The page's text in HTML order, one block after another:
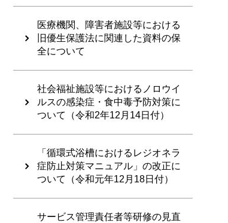
医療機関、障害者施設等における
旧優生保護法に関連した資料の保
全について
社会福祉施設等におけるノロウイ
ルスの感染症・食中毒予防対策に
ついて（令和2年12月14日付）
「循環式浴槽におけるレジオネラ
症防止対策マニュアル」の改正に
ついて（令和元年12月18日付）
サービス管理責任者等研修の見直